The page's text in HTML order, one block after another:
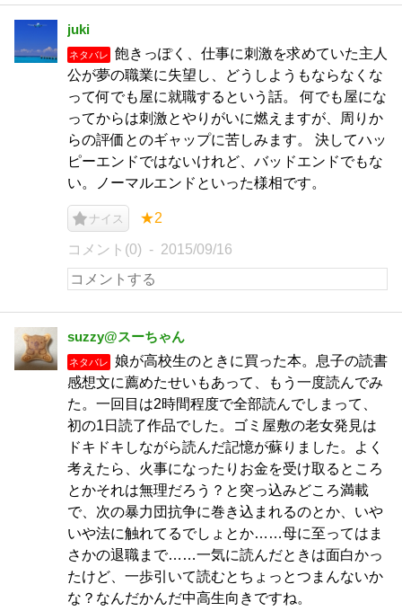
juki
ネタバレ
飽きっぽく、仕事に刺激を求めていた主人
公が夢の職業に失望し、どうしようもならなくな
って何でも屋に就職するという話。 何でも屋にな
ってからは刺激とやりがいに燃えますが、周りか
らの評価とのギャップに苦しみます。 決してハッ
ピーエンドではないけれど、バッドエンドでもな
い。ノーマルエンドといった様相です。
ナイス ★2
コメント(0) 2015/09/16
suzzy@スーちゃん
ネタバレ
娘が高校生のときに買った本。息子の読書
感想文に薦めたせいもあって、もう一度読んでみ
た。一回目は2時間程度で全部読んでしまって、
初の1日読了作品でした。ゴミ屋敷の老女発見は
ドキドキしながら読んだ記憶が蘇りました。よく
考えたら、火事になったりお金を受け取るところ
とかそれは無理だろう？と突っ込みどころ満載
で、次の暴力団抗争に巻き込まれるのとか、いや
いや法に触れてるでしょとか……母に至ってはま
さかの退職まで……一気に読んだときは面白かっ
たけど、一歩引いて読むとちょっとつまんないか
な？なんだかんだ中高生向きですね。